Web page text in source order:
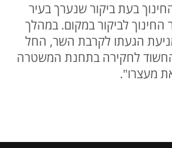
בעת ביקור שנערך בעיר
לביקור במקום. במהלך
פעלו למניעת הגעתו לקרבת השר, החל
החשוד לחקירה בתחנת המשטרה
מעצרו".